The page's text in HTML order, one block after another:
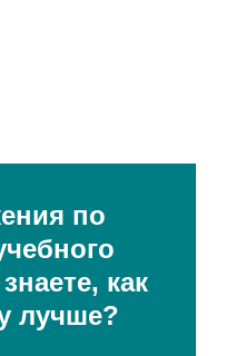
по
как
лучше?